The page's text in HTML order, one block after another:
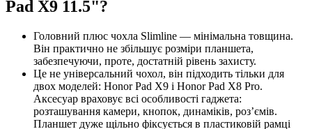
Pad X9 11.5"?
Головний плюс чохла Slimline — мінімальна товщина.
Він практично не збільшує розміри планшета,
забезпечуючи, проте, достатній рівень захисту.
Це не універсальний чохол, він підходить тільки для
двох моделей: Honor Pad X9 і Honor Pad X8 Pro.
Аксесуар враховує всі особливості гаджета:
розташування камери, кнопок, динаміків, роз’ємів.
Планшет дуже щільно фіксується в пластиковій рамці